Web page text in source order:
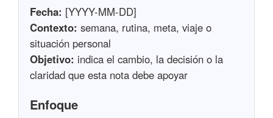
Fecha: [YYYY-MM-DD]
Contexto: semana, rutina, meta, viaje o
situación personal
Objetivo: indica el cambio, la decisión o la
claridad que esta nota debe apoyar
Enfoque